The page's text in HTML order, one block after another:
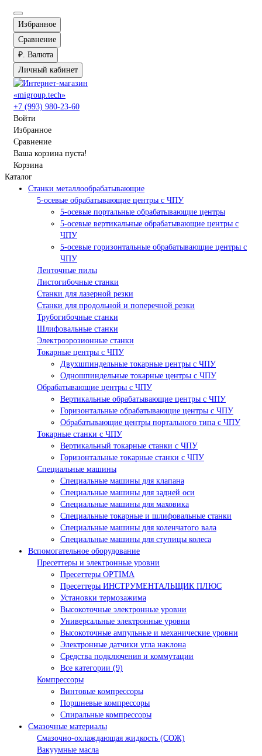
Избранное
Сравнение
₽. Валюта
Личный кабинет
+7 (993) 980-23-60
Войти
Избранное
Сравнение
Ваша корзина пуста!
Корзина
Каталог
Станки металлообрабатывающие
5-осевые обрабатывающие центры с ЧПУ
5-осевые портальные обрабатывающие центры
5-осевые вертикальные обрабатывающие центры с
ЧПУ
5-осевые горизонтальные обрабатывающие центры с
ЧПУ
Ленточные пилы
Листогибочные станки
Станки для лазерной резки
Станки для продольной и поперечной резки
Трубогибочные станки
Шлифовальные станки
Электроэрозионные станки
Токарные центры с ЧПУ
Двухшпиндельные токарные центры с ЧПУ
Одношпиндельные токарные центры с ЧПУ
Обрабатывающие центры с ЧПУ
Вертикальные обрабатывающие центры с ЧПУ
Горизонтальные обрабатывающие центры с ЧПУ
Обрабатывающие центры портального типа с ЧПУ
Токарные станки с ЧПУ
Вертикальный токарные станки с ЧПУ
Горизонтальные токарные станки с ЧПУ
Специальные машины
Специальные машины для клапана
Специальные машины для задней оси
Специальные машины для маховика
Специальные токарные и шлифовальные станки
Специальные машины для коленчатого вала
Специальные машины для ступицы колеса
Вспомогательное оборудование
Пресеттеры и электронные уровни
Пресеттеры OPTIMA
Пресеттеры ИНСТРУМЕНТАЛЬЩИК ПЛЮС
Установки термозажима
Высокоточные электронные уровни
Универсальные электронные уровни
Высокоточные ампульные и механические уровни
Электронные датчики угла наклона
Средства подключения и коммутации
Все категории (9)
Компрессоры
Винтовые компрессоры
Поршневые компрессоры
Спиральные компрессоры
Смазочные материалы
Смазочно-охлаждающая жидкость (СОЖ)
Вакуумные масла